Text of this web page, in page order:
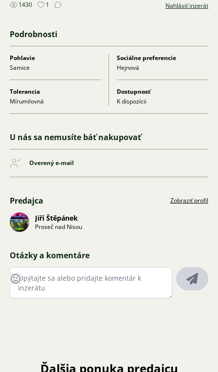
1430 1 Nahlásiť inzerát
Podrobnosti
Pohlavie
Samice
Sociálne preferencie
Hejnová
Tolerancia
Mírumilovná
Dostupnosť
K dispozícii
U nás sa nemusíte báť nakupovať
Overený e-mail
Predajca Zobraziť profil
Jiří Štěpánek
Proseč nad Nisou
Otázky a komentáre
Ďalšia ponuka predajcu